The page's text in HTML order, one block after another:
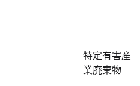
特定有害産
業廃棄物